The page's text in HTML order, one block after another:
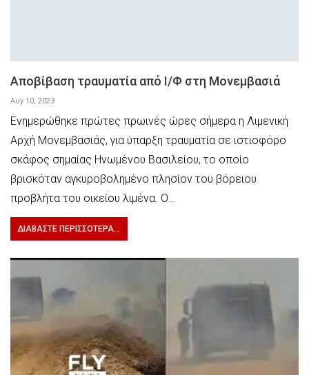
Αποβίβαση τραυματία από Ι/Φ στη Μονεμβασιά
Αυγ 10, 2023
Ενημερώθηκε πρώτες πρωινές ώρες σήμερα η Λιμενική
Αρχή Μονεμβασιάς, για ύπαρξη τραυματία σε ιστιοφόρο
σκάφος σημαίας Ηνωμένου Βασιλείου, το οποίο
βρισκόταν αγκυροβολημένο πλησίον του βόρειου
προβλήτα του οικείου λιμένα. Ο…
ΔΙΑΒΆΣΤΕ ΠΕΡΙΣΣΌΤΕΡΑ...